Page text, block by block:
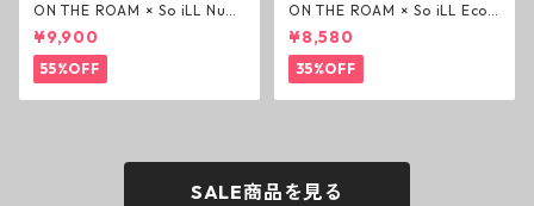
ON THE ROAM × So iLL Nubu
ck Wino ライフスタイルシュ
ーズ ダーティーピンク オンザ
ローム ジェイソンモモア OTR
スニーカー
¥9,900
55%OFF
ON THE ROAM × So iLL Eco
Camo Wino ライフスタイル
シューズ カモ オンザローム ジ
ェイソンモモア OTR スニーカ
ー
¥8,580
35%OFF
SALE商品を見る